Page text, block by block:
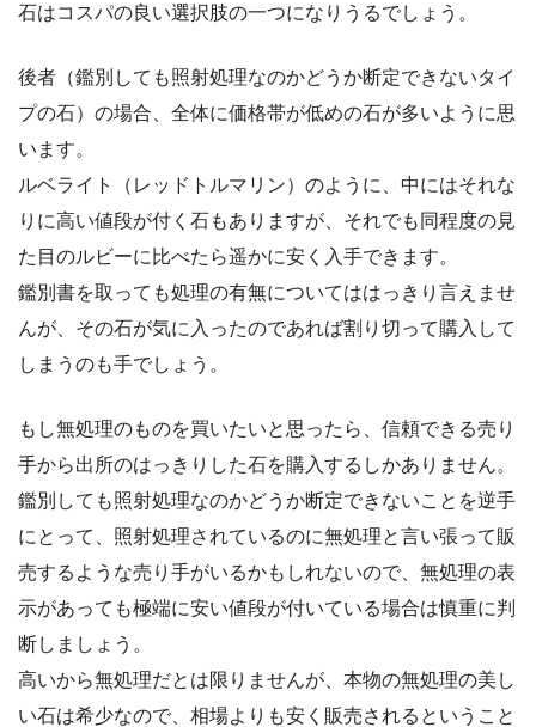
石はコスパの良い選択肢の一つになりうるでしょう。
後者（鑑別しても照射処理なのかどうか断定できないタイ
プの石）の場合、全体に価格帯が低めの石が多いように思
います。
ルベライト（レッドトルマリン）のように、中にはそれな
りに高い値段が付く石もありますが、それでも同程度の見
た目のルビーに比べたら遥かに安く入手できます。
鑑別書を取っても処理の有無についてははっきり言えませ
んが、その石が気に入ったのであれば割り切って購入して
しまうのも手でしょう。
もし無処理のものを買いたいと思ったら、信頼できる売り
手から出所のはっきりした石を購入するしかありません。
鑑別しても照射処理なのかどうか断定できないことを逆手
にとって、照射処理されているのに無処理と言い張って販
売するような売り手がいるかもしれないので、無処理の表
示があっても極端に安い値段が付いている場合は慎重に判
断しましょう。
高いから無処理だとは限りませんが、本物の無処理の美し
い石は希少なので、相場よりも安く販売されるということ